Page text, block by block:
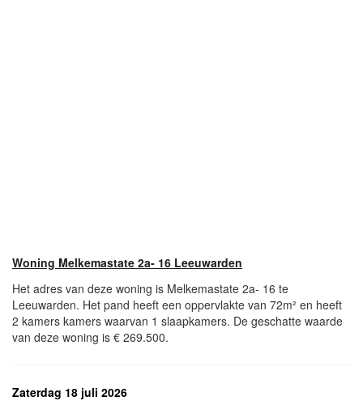
Woning Melkemastate 2a- 16 Leeuwarden
Het adres van deze woning is Melkemastate 2a- 16 te
Leeuwarden. Het pand heeft een oppervlakte van 72m² en heeft
2 kamers kamers waarvan 1 slaapkamers. De geschatte waarde
van deze woning is € 269.500.
Zaterdag 18 juli 2026